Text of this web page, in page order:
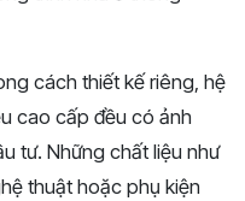
cách thiết kế riêng, hệ
cao cấp đều có ảnh
tư. Những chất liệu như
thuật hoặc phụ kiện